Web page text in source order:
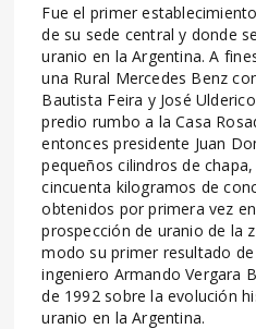
Fue el primer
de su sede central y donde
uranio en la Argentina. A
una Rural Mercedes Benz
Bautista Feira y José
predio rumbo a la Casa
entonces presidente Juan
pequeños cilindros de
cincuenta kilogramos de
obtenidos por primera vez
prospección de uranio de la
modo su primer resultado
ingeniero Armando Vergara
de 1992 sobre la evolución
uranio en la Argentina.